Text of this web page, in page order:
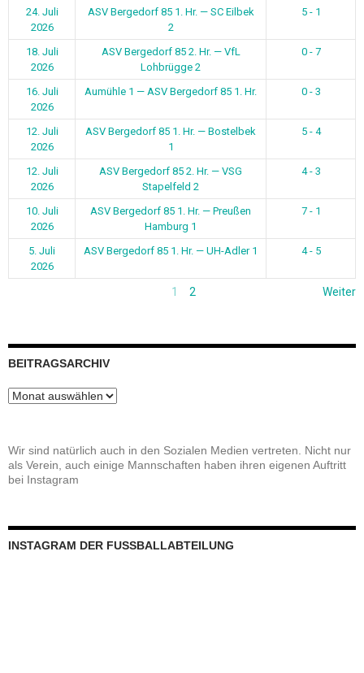
24. Juli
2026
ASV Bergedorf 85 1. Hr. — SC Eilbek
2
5 - 1
18. Juli
2026
ASV Bergedorf 85 2. Hr. — VfL
Lohbrügge 2
0 - 7
16. Juli
2026
Aumühle 1 — ASV Bergedorf 85 1. Hr. 0 - 3
12. Juli
2026
ASV Bergedorf 85 1. Hr. — Bostelbek
1
5 - 4
12. Juli
2026
ASV Bergedorf 85 2. Hr. — VSG
Stapelfeld 2
4 - 3
10. Juli
2026
ASV Bergedorf 85 1. Hr. — Preußen
Hamburg 1
7 - 1
5. Juli
2026
ASV Bergedorf 85 1. Hr. — UH-Adler 1 4 - 5
1 2 Weiter
BEITRAGSARCHIV
Beitragsarchiv
Wir sind natürlich auch in den Sozialen Medien vertreten. Nicht nur
als Verein, auch einige Mannschaften haben ihren eigenen Auftritt
bei Instagram
INSTAGRAM DER FUSSBALLABTEILUNG